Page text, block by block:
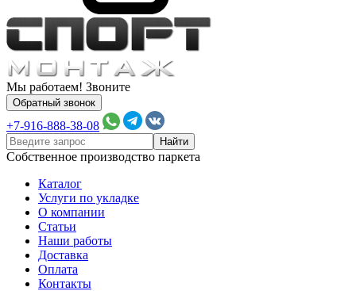
Мы работаем! Звоните
Обратный звонок
+7-916-888-38-08
Собственное производство паркета
Каталог
Услуги по укладке
О компании
Статьи
Наши работы
Доставка
Оплата
Контакты